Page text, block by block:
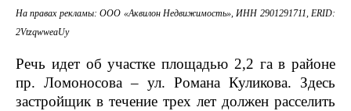
На правах рекламы: ООО «Аквилон Недвижимость», ИНН 2901291711, ERID:
2VtzqwweaUy
Речь идет об участке площадью 2,2 га в районе
пр. Ломоносова – ул. Романа Куликова. Здесь
застройщик в течение трех лет должен расселить